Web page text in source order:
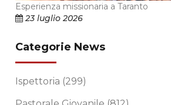
Esperienza missionaria a Taranto
23 luglio 2026
Categorie News
Ispettoria (299)